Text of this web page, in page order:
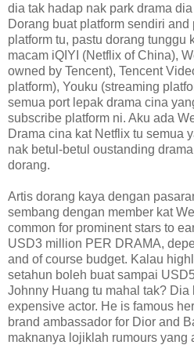
dia tak hadap nak park drama
Dorang buat platform sendiri
platform tu, pastu dorang tunggu
macam iQIYI (Netflix of China),
owned by Tencent), Tencent
platform), Youku (streaming
semua port lepak drama cina
subscribe platform ni. Aku ada
Drama cina kat Netflix tu semua
nak betul-betul oustanding
dorang.
Artis dorang kaya dengan
sembang dengan member kat
common for prominent stars to
USD3 million PER DRAMA,
and of course budget. Kalau
setahun boleh buat sampai
Johnny Huang tu mahal tak? Dia
expensive actor. He is famous
brand ambassador for Dior and
maknanya lojiklah rumours yang